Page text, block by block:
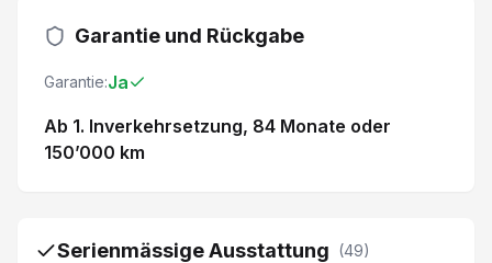
Garantie und Rückgabe
Garantie:Ja
Ab 1. Inverkehrsetzung, 84 Monate oder
150’000 km
Serienmässige Ausstattung (49)